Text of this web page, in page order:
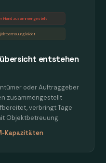
Hand zusammengestellt
leidet
entstehen
oder Auftraggeber
zusammengestellt
verbringt Tage
Objektbetreuung.
Kapazitäten